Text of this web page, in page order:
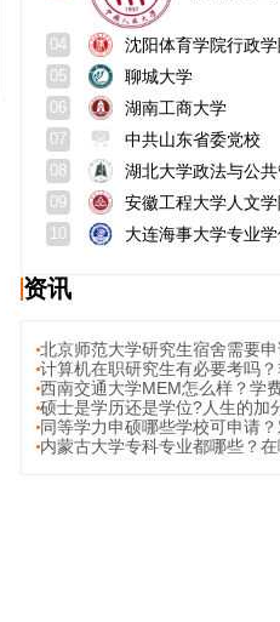
04 沈阳体育学院行政学
05 聊城大学
06 湖南工商大学
07 中共山东省委党校
08
09 安徽工程大学人文学
10
资讯
西南交通大学MEM怎么样？学
硕士是学历还是学位?人生的加
内蒙古大学专科专业都哪些？在